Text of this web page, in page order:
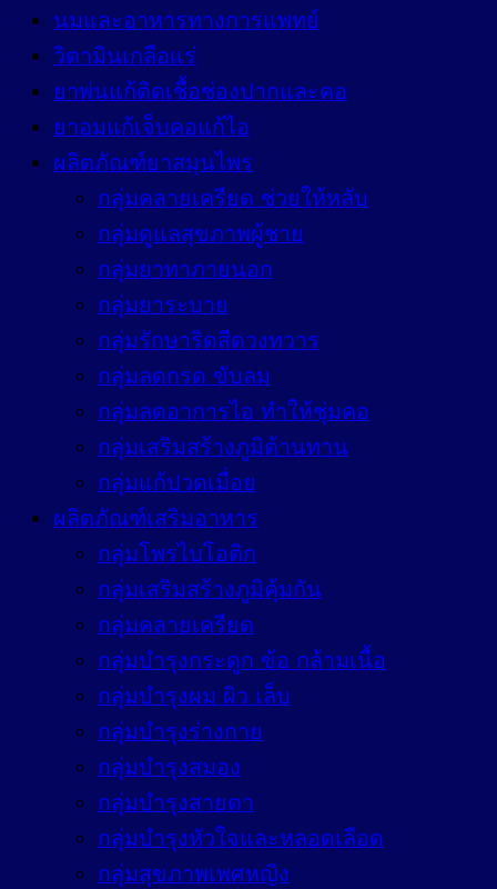
นมและอาหารทางการแพทย์
วิตามินเกลือแร่
ยาพ่นแก้ติดเชื้อช่องปากและคอ
ยาอมแก้เจ็บคอแก้ไอ
ผลิตภัณฑ์ยาสมุนไพร
กลุ่มคลายเครียด ช่วยให้หลับ
กลุ่มดูแลสุขภาพผู้ชาย
กลุ่มยาทาภายนอก
กลุ่มยาระบาย
กลุ่มรักษาริดสีดวงทวาร
กลุ่มลดกรด ขับลม
กลุ่มลดอาการไอ ทำให้ชุ่มคอ
กลุ่มเสริมสร้างภูมิต้านทาน
กลุ่มแก้ปวดเมื่อย
ผลิตภัณฑ์เสริมอาหาร
กลุ่มโพรไบโอติก
กลุ่มเสริมสร้างภูมิคุ้มกัน
กลุ่มคลายเครียด
กลุ่มบำรุงกระดูก ข้อ กล้ามเนื้อ
กลุ่มบำรุงผม ผิว เล็บ
กลุ่มบำรุงร่างกาย
กลุ่มบำรุงสมอง
กลุ่มบำรุงสายตา
กลุ่มบำรุงหัวใจและหลอดเลือด
กลุ่มสุขภาพเพศหญิง